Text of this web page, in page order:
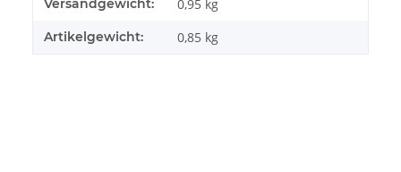
Versandgewicht: 0,95 kg
Artikelgewicht: 0,85 kg